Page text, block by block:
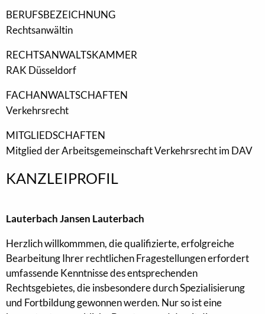
BERUFSBEZEICHNUNG
Rechtsanwältin
RECHTSANWALTSKAMMER
RAK Düsseldorf
FACHANWALTSCHAFTEN
Verkehrsrecht
MITGLIEDSCHAFTEN
Mitglied der Arbeitsgemeinschaft Verkehrsrecht im DAV
KANZLEIPROFIL
Lauterbach Jansen Lauterbach
Herzlich willkommmen, die qualifizierte, erfolgreiche
Bearbeitung Ihrer rechtlichen Fragestellungen erfordert
umfassende Kenntnisse des entsprechenden
Rechtsgebietes, die insbesondere durch Spezialisierung
und Fortbildung gewonnen werden. Nur so ist eine